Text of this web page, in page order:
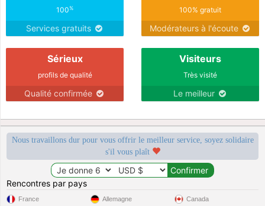
100%
Services gratuits
100% gratuit
Modérateurs à l'écoute
Sérieux
profils de qualité
Qualité confirmée
Visiteurs
Très visité
Le meilleur
Nous travaillons dur pour vous offrir le meilleur service, soyez solidaire
s'il vous plaît
Rencontres par pays
France Allemagne Canada